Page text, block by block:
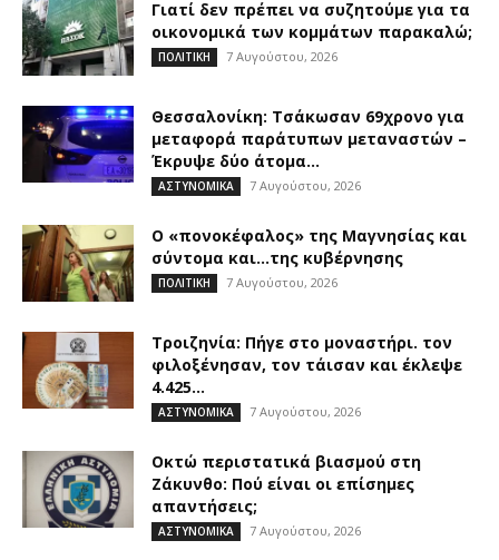
Γιατί δεν πρέπει να συζητούμε για τα
οικονομικά των κομμάτων παρακαλώ;
ΠΟΛΙΤΙΚΗ 7 Αυγούστου, 2026
Θεσσαλονίκη: Τσάκωσαν 69χρονο για
μεταφορά παράτυπων μεταναστών –
Έκρυψε δύο άτομα...
ΑΣΤΥΝΟΜΙΚΑ 7 Αυγούστου, 2026
Ο «πονοκέφαλος» της Μαγνησίας και
σύντομα και…της κυβέρνησης
ΠΟΛΙΤΙΚΗ 7 Αυγούστου, 2026
Τροιζηνία: Πήγε στο μοναστήρι. τον
φιλοξένησαν, τον τάισαν και έκλεψε
4.425...
ΑΣΤΥΝΟΜΙΚΑ 7 Αυγούστου, 2026
Οκτώ περιστατικά βιασμού στη
Ζάκυνθο: Πού είναι οι επίσημες
απαντήσεις;
ΑΣΤΥΝΟΜΙΚΑ 7 Αυγούστου, 2026